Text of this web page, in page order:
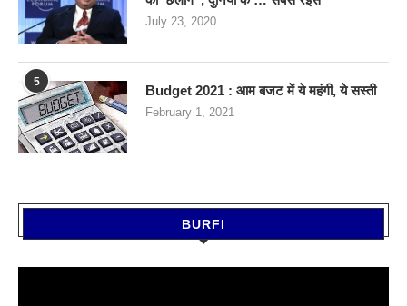
July 23, 2020
5
Budget 2021 : आम बजट में ये महंगी, ये सस्‍ती
February 1, 2021
BURFI